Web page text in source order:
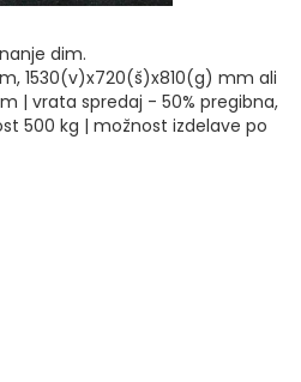
dim.
1530(v)x720(š)x810(g) mm ali
| vrata spredaj - 50% pregibna,
500 kg | možnost izdelave po